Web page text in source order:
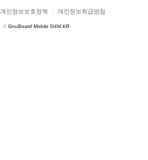
개인정보보호정책 | 개인정보취급방침
© GnuBoard Mobile G4M.KR